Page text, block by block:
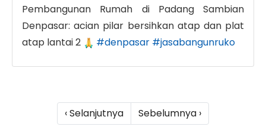
Pembangunan Rumah di Padang Sambian
Denpasar: acian pilar bersihkan atap dan plat
atap lantai 2
#denpasar #jasabangunruko
‹ Selanjutnya Sebelumnya ›